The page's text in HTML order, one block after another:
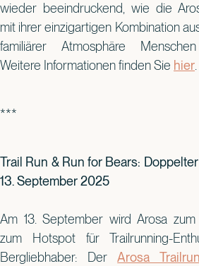
wieder beeindruckend, wie die
mit ihrer einzigartigen Kombination
familiärer Atmosphäre
Weitere Informationen finden Sie hier.
***
Trail Run & Run for Bears:
13. September 2025
Am 13. September wird Arosa zum
zum Hotspot für Trailrunning-
Bergliebhaber: DerArosa Trailrun